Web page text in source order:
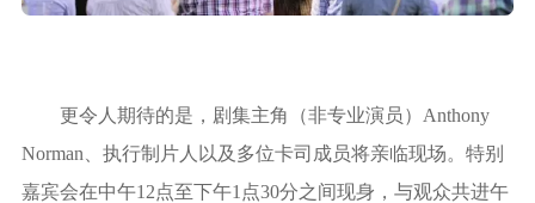
更令人期待的是，剧集主角（非专业演员）Anthony
Norman、执行制片人以及多位卡司成员将亲临现场。特别
嘉宾会在中午12点至下午1点30分之间现身，与观众共进午